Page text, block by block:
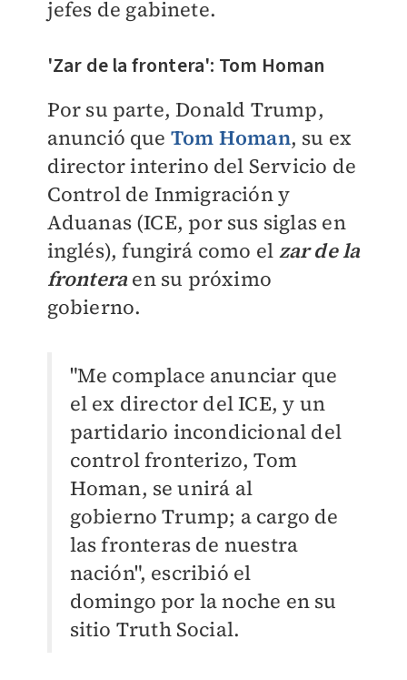
jefes de gabinete.
'Zar de la frontera': Tom Homan​
Por su parte, Donald Trump,
anunció que Tom Homan, su ex
director interino del Servicio de
Control de Inmigración y
Aduanas (ICE, por sus siglas en
inglés), fungirá como el zar de la
fronteraen su próximo
gobierno.
"Me complace anunciar que
el ex director del ICE, y un
partidario incondicional del
control fronterizo, Tom
Homan, se unirá al
gobierno Trump; a cargo de
las fronteras de nuestra
nación", escribió el
domingo por la noche en su
sitio Truth Social.